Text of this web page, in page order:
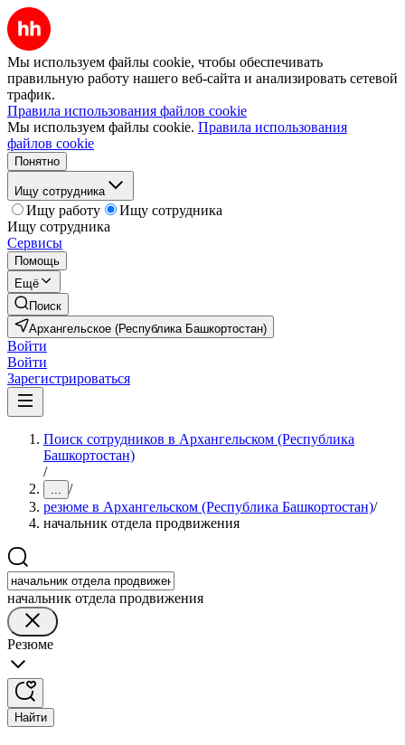
Мы используем файлы cookie, чтобы обеспечивать
правильную работу нашего веб-сайта и анализировать сетевой
трафик.
Правила использования файлов cookie
Мы используем файлы cookie. Правила использования
файлов cookie
Понятно
Ищу сотрудника
Ищу работу
Ищу сотрудника
Ищу сотрудника
Сервисы
Помощь
Ещё
Поиск
Архангельское (Республика Башкортостан)
Войти
Войти
Зарегистрироваться
Поиск сотрудников в Архангельском (Республика
Башкортостан)
/
... /
резюме в Архангельском (Республика Башкортостан)/
начальник отдела продвижения
начальник отдела продвижения
Резюме
Найти